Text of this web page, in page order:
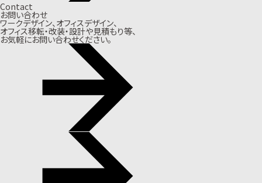
Contact
お問い合わせ
ワークデザイン、オフィスデザイン、
オフィス移転・改装・設計や見積もり等、
お気軽にお問い合わせください。